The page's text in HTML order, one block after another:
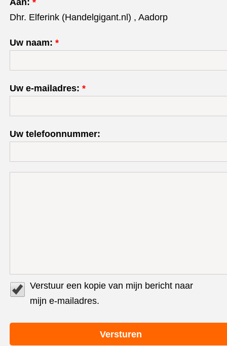
Aan: *
Dhr. Elferink (Handelgigant.nl) , Aadorp
Uw naam: *
Uw e-mailadres: *
Uw telefoonnummer:
Verstuur een kopie van mijn bericht naar
mijn e-mailadres.